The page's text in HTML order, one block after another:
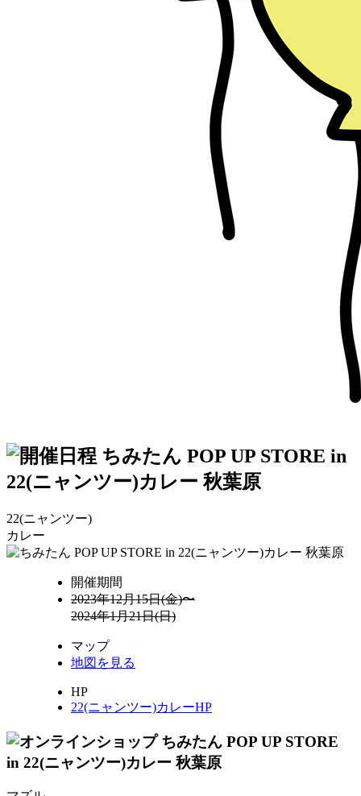
22(ニャンツー)
カレー
開催期間
2023年12月15日(金)〜
2024年1月21日(日)
マップ
地図を見る
HP
22(ニャンツー)カレーHP